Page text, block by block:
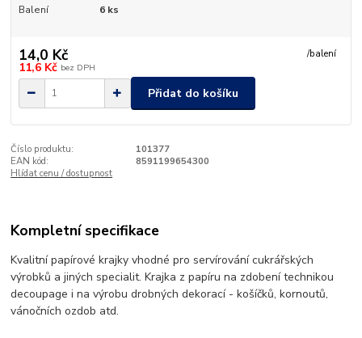
Balení
6 ks
14,0 Kč /balení
11,6 Kč bez DPH
Přidat do košíku
Číslo produktu:
101377
EAN kód:
8591199654300
Hlídat cenu / dostupnost
Kompletní specifikace
Kvalitní papírové krajky vhodné pro servírování cukrářských
výrobků a jiných specialit. Krajka z papíru na zdobení technikou
decoupage i na výrobu drobných dekorací - košíčků, kornoutů,
vánočních ozdob atd.